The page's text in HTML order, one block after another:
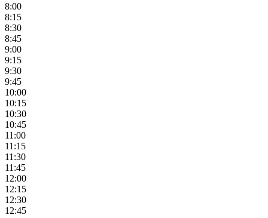
8:00
8:15
8:30
8:45
9:00
9:15
9:30
9:45
10:00
10:15
10:30
10:45
11:00
11:15
11:30
11:45
12:00
12:15
12:30
12:45